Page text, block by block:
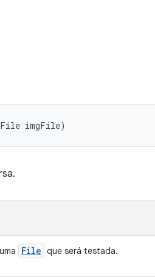
imgFile)
File que será testada.